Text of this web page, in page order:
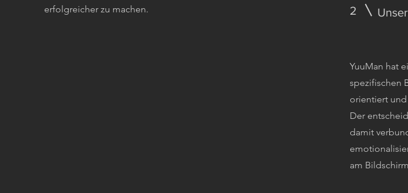
erfolgreicher zu machen.
2
YuuMan hat
spezifischen
orientiert
Der
damit
am